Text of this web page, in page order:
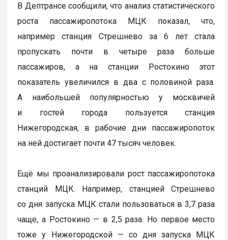
В Дептрансе сообщили, что анализ статистического
роста пассажиропотока МЦК показал, что,
например станция Стрешнево за 6 лет стала
пропускать почти в четыре раза больше
пассажиров, а на станции Ростокино этот
показатель увеличился в два с половиной раза.
А наибольшей популярностью у москвичей
и гостей города пользуется станция
Нижегородская, в рабочие дни пассажиропоток
на ней достигает почти 47 тысяч человек.
Ещё мы проанализировали рост пассажиропотока
станций МЦК. Например, станцией Стрешнево
со дня запуска МЦК стали пользоваться в 3,7 раза
чаще, а Ростокино — в 2,5 раза. Но первое место
тоже у Нижегородской — со дня запуска МЦК